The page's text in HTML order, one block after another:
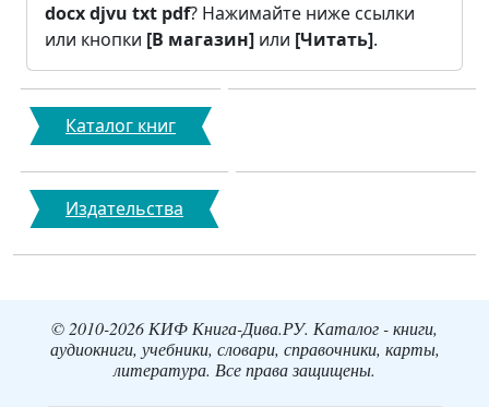
docxdjvu txt pdf? Нажимайте ниже ссылки
или кнопки [В магазин] или [Читать].
Каталог книг
Издательства
© 2010-2026 КИФ Книга-Дива.РУ. Каталог - книги,
аудиокниги, учебники, словари, справочники, карты,
литература. Все права защищены.